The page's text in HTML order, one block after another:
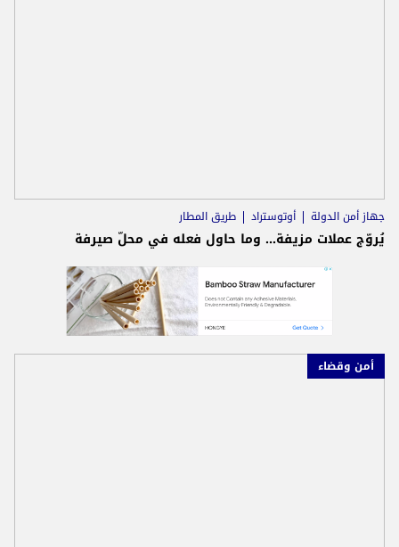
جهاز أمن الدولة أوتوستراد طريق المطار
يُروّج عملات مزيفة... وما حاول فعله في محلّ صيرفة
أمن وقضاء